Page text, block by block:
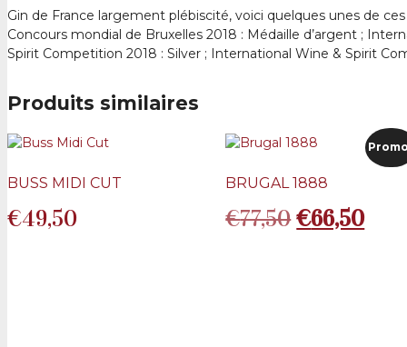
Gin de France largement plébiscité, voici quelques unes de
Concours mondial de Bruxelles 2018 : Médaille d’argent ;
Spirit Competition 2018 : Silver ; International Wine & Spirit
Produits similaires
BUSS MIDI CUT
€49,50
BRUGAL 1888
€77,50Le
€66,50Le